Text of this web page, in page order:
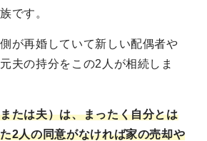
です。
が再婚していて新しい配偶者や
夫の持分をこの2人が相続しま
たは夫）は、まったく自分とは
2人の同意がなければ家の売却や